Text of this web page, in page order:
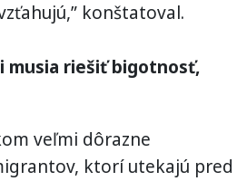
konštatoval.
musia riešiť bigotnosť,
veľmi dôrazne
ktorí utekajú pred